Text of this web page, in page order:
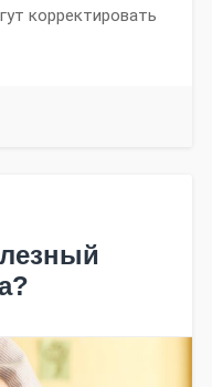
корректировать